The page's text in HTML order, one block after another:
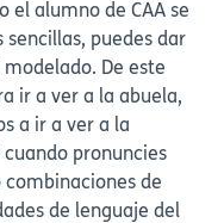
el alumno de CAA se
puedes dar
De este
ir a ver a la abuela,
a ir a ver a la
cuando pronuncies
combinaciones de
de lenguaje del